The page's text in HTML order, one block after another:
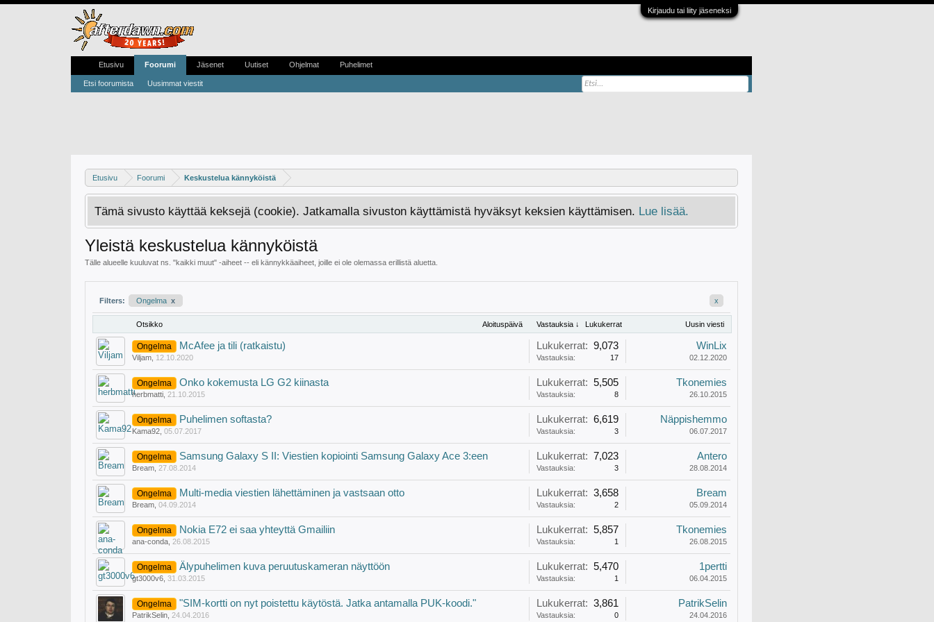
Kirjaudu tai liity jäseneksi
Etusivu Foorumi Keskustelua kännyköistä
Tämä sivusto käyttää keksejä (cookie). Jatkamalla sivuston käyttämistä hyväksyt keksien käyttämisen. Lue lisää.
Yleistä keskustelua kännyköistä
Tälle alueelle kuuluvat ns. "kaikki muut" -aiheet -- eli kännykkäaiheet, joille ei ole olemassa erillistä aluetta.
Filters: Ongelma x x
Otsikko Aloituspäivä Vastauksia ↓ Lukukerrat Uusin viesti
Ongelma McAfee ja tili (ratkaistu)
Viljam 12.10.2020
Lukukerrat: 9,073
Vastauksia: 17
WinLix
02.12.2020
Ongelma Onko kokemusta LG G2 kiinasta
herbmatti 21.10.2015
Lukukerrat: 5,505
Vastauksia: 8
Tkonemies
26.10.2015
Ongelma Puhelimen softasta?
Kama92 05.07.2017
Lukukerrat: 6,619
Vastauksia: 3
Näppishemmo
06.07.2017
Ongelma Samsung Galaxy S II: Viestien kopiointi Samsung Galaxy Ace 3:een
Bream 27.08.2014
Lukukerrat: 7,023
Vastauksia: 3
Antero
28.08.2014
Ongelma Multi-media viestien lähettäminen ja vastsaan otto
Bream 04.09.2014
Lukukerrat: 3,658
Vastauksia: 2
Bream
05.09.2014
Ongelma Nokia E72 ei saa yhteyttä Gmailiin
ana-conda 26.08.2015
Lukukerrat: 5,857
Vastauksia: 1
Tkonemies
26.08.2015
Ongelma Älypuhelimen kuva peruutuskameran näyttöön
gt3000v6 31.03.2015
Lukukerrat: 5,470
Vastauksia: 1
1pertti
06.04.2015
Ongelma "SIM-kortti on nyt poistettu käytöstä. Jatka antamalla PUK-koodi."
PatrikSelin 24.04.2016
Lukukerrat: 3,861
Vastauksia: 0
PatrikSelin
24.04.2016
Etusivu Foorumi
Etsi foorumista Uusimmat viestit
Jäsenet Uutiset Ohjelmat Puhelimet